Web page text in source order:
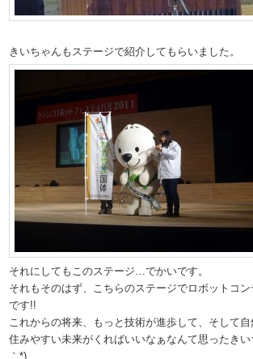
きいちゃんもステージで紹介してもらいました。
それにしてもこのステージ…でかいです。
それもそのはず、こちらのステージでロボットコ
です!!
これからの将来、もっと技術が進歩して、そして
住みやすい未来がくればいいなぁなんて思ったき
｀*)